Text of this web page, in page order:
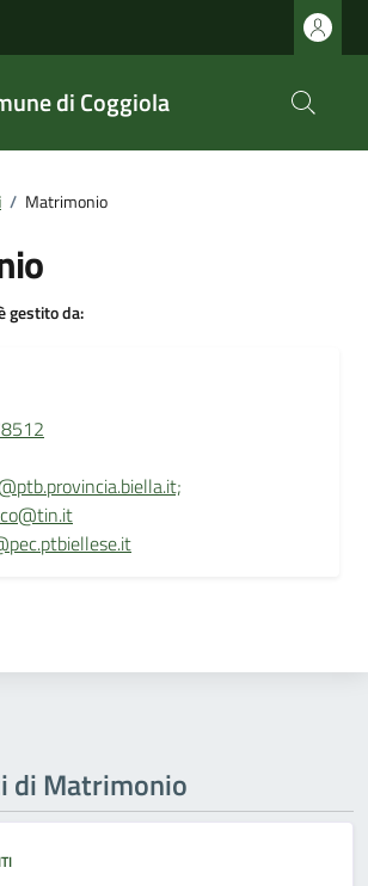
di Coggiola
/ Matrimonio
gestito da:
di Matrimonio